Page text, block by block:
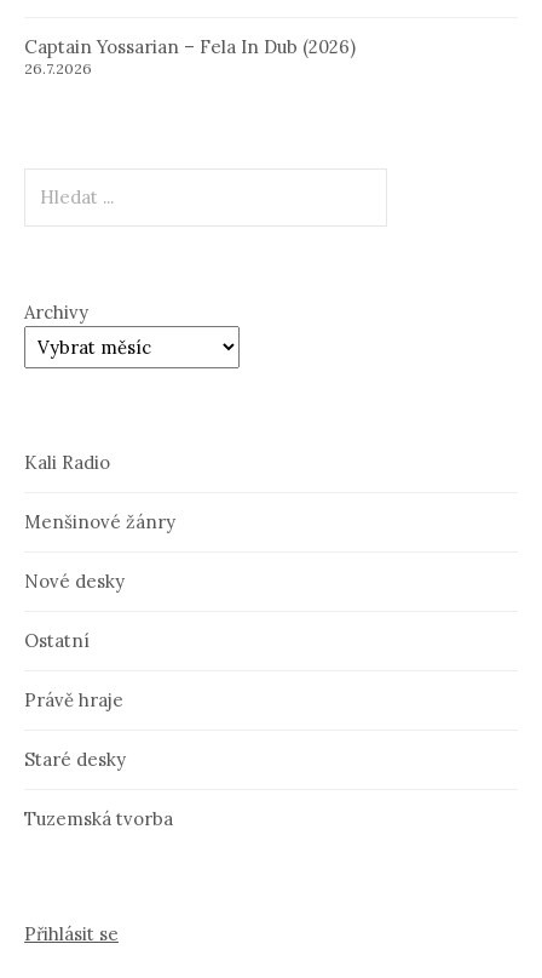
Captain Yossarian – Fela In Dub (2026)
26.7.2026
Archivy
Kali Radio
Menšinové žánry
Nové desky
Ostatní
Právě hraje
Staré desky
Tuzemská tvorba
Přihlásit se